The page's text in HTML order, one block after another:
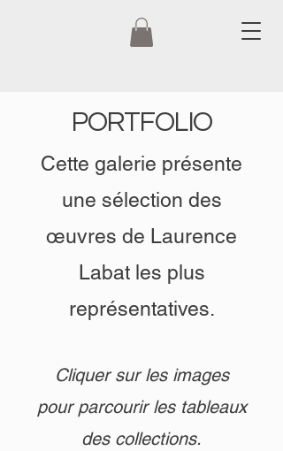
PORTFOLIO
Cette galerie présente
une sélection des
œuvres de Laurence
Labat les plus
représentatives.
Cliquer sur les images
pour parcourir les tableaux
des collections.